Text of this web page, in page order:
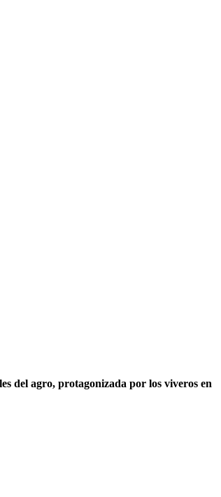
del agro, protagonizada por los viveros en